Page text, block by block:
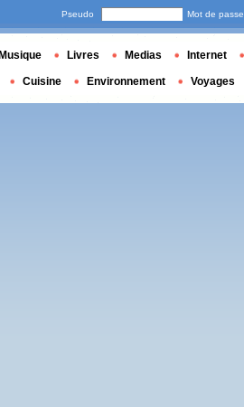
Pseudo Mot de passe
Musique Livres Medias Internet
Cuisine Environnement Voyages